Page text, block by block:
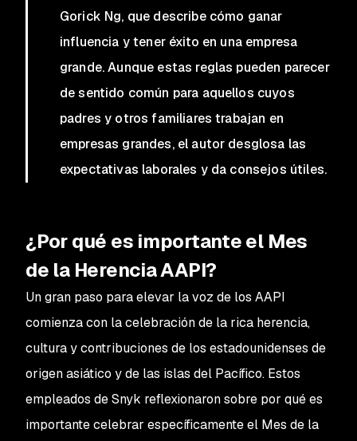
Gorick Ng, que describe cómo ganar
influencia y tener éxito en una empresa
grande. Aunque estas reglas pueden parecer
de sentido común para aquellos cuyos
padres y otros familiares trabajan en
empresas grandes, el autor desglosa las
expectativas laborales y da consejos útiles.
¿Por qué es importante el Mes
de la Herencia AAPI?
Un gran paso para elevar la voz de los AAPI
comienza con la celebración de la rica herencia,
cultura y contribuciones de los estadounidenses de
origen asiático y de las islas del Pacífico. Estos
empleados de Snyk reflexionaron sobre por qué es
importante celebrar específicamente el Mes de la